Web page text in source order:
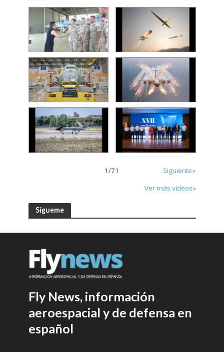
1/71
Siguiente»
Ver más vídeos»
Sígueme
Fly News, información
aeroespacial y de defensa en
español